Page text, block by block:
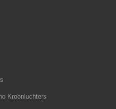
Kroonluchters